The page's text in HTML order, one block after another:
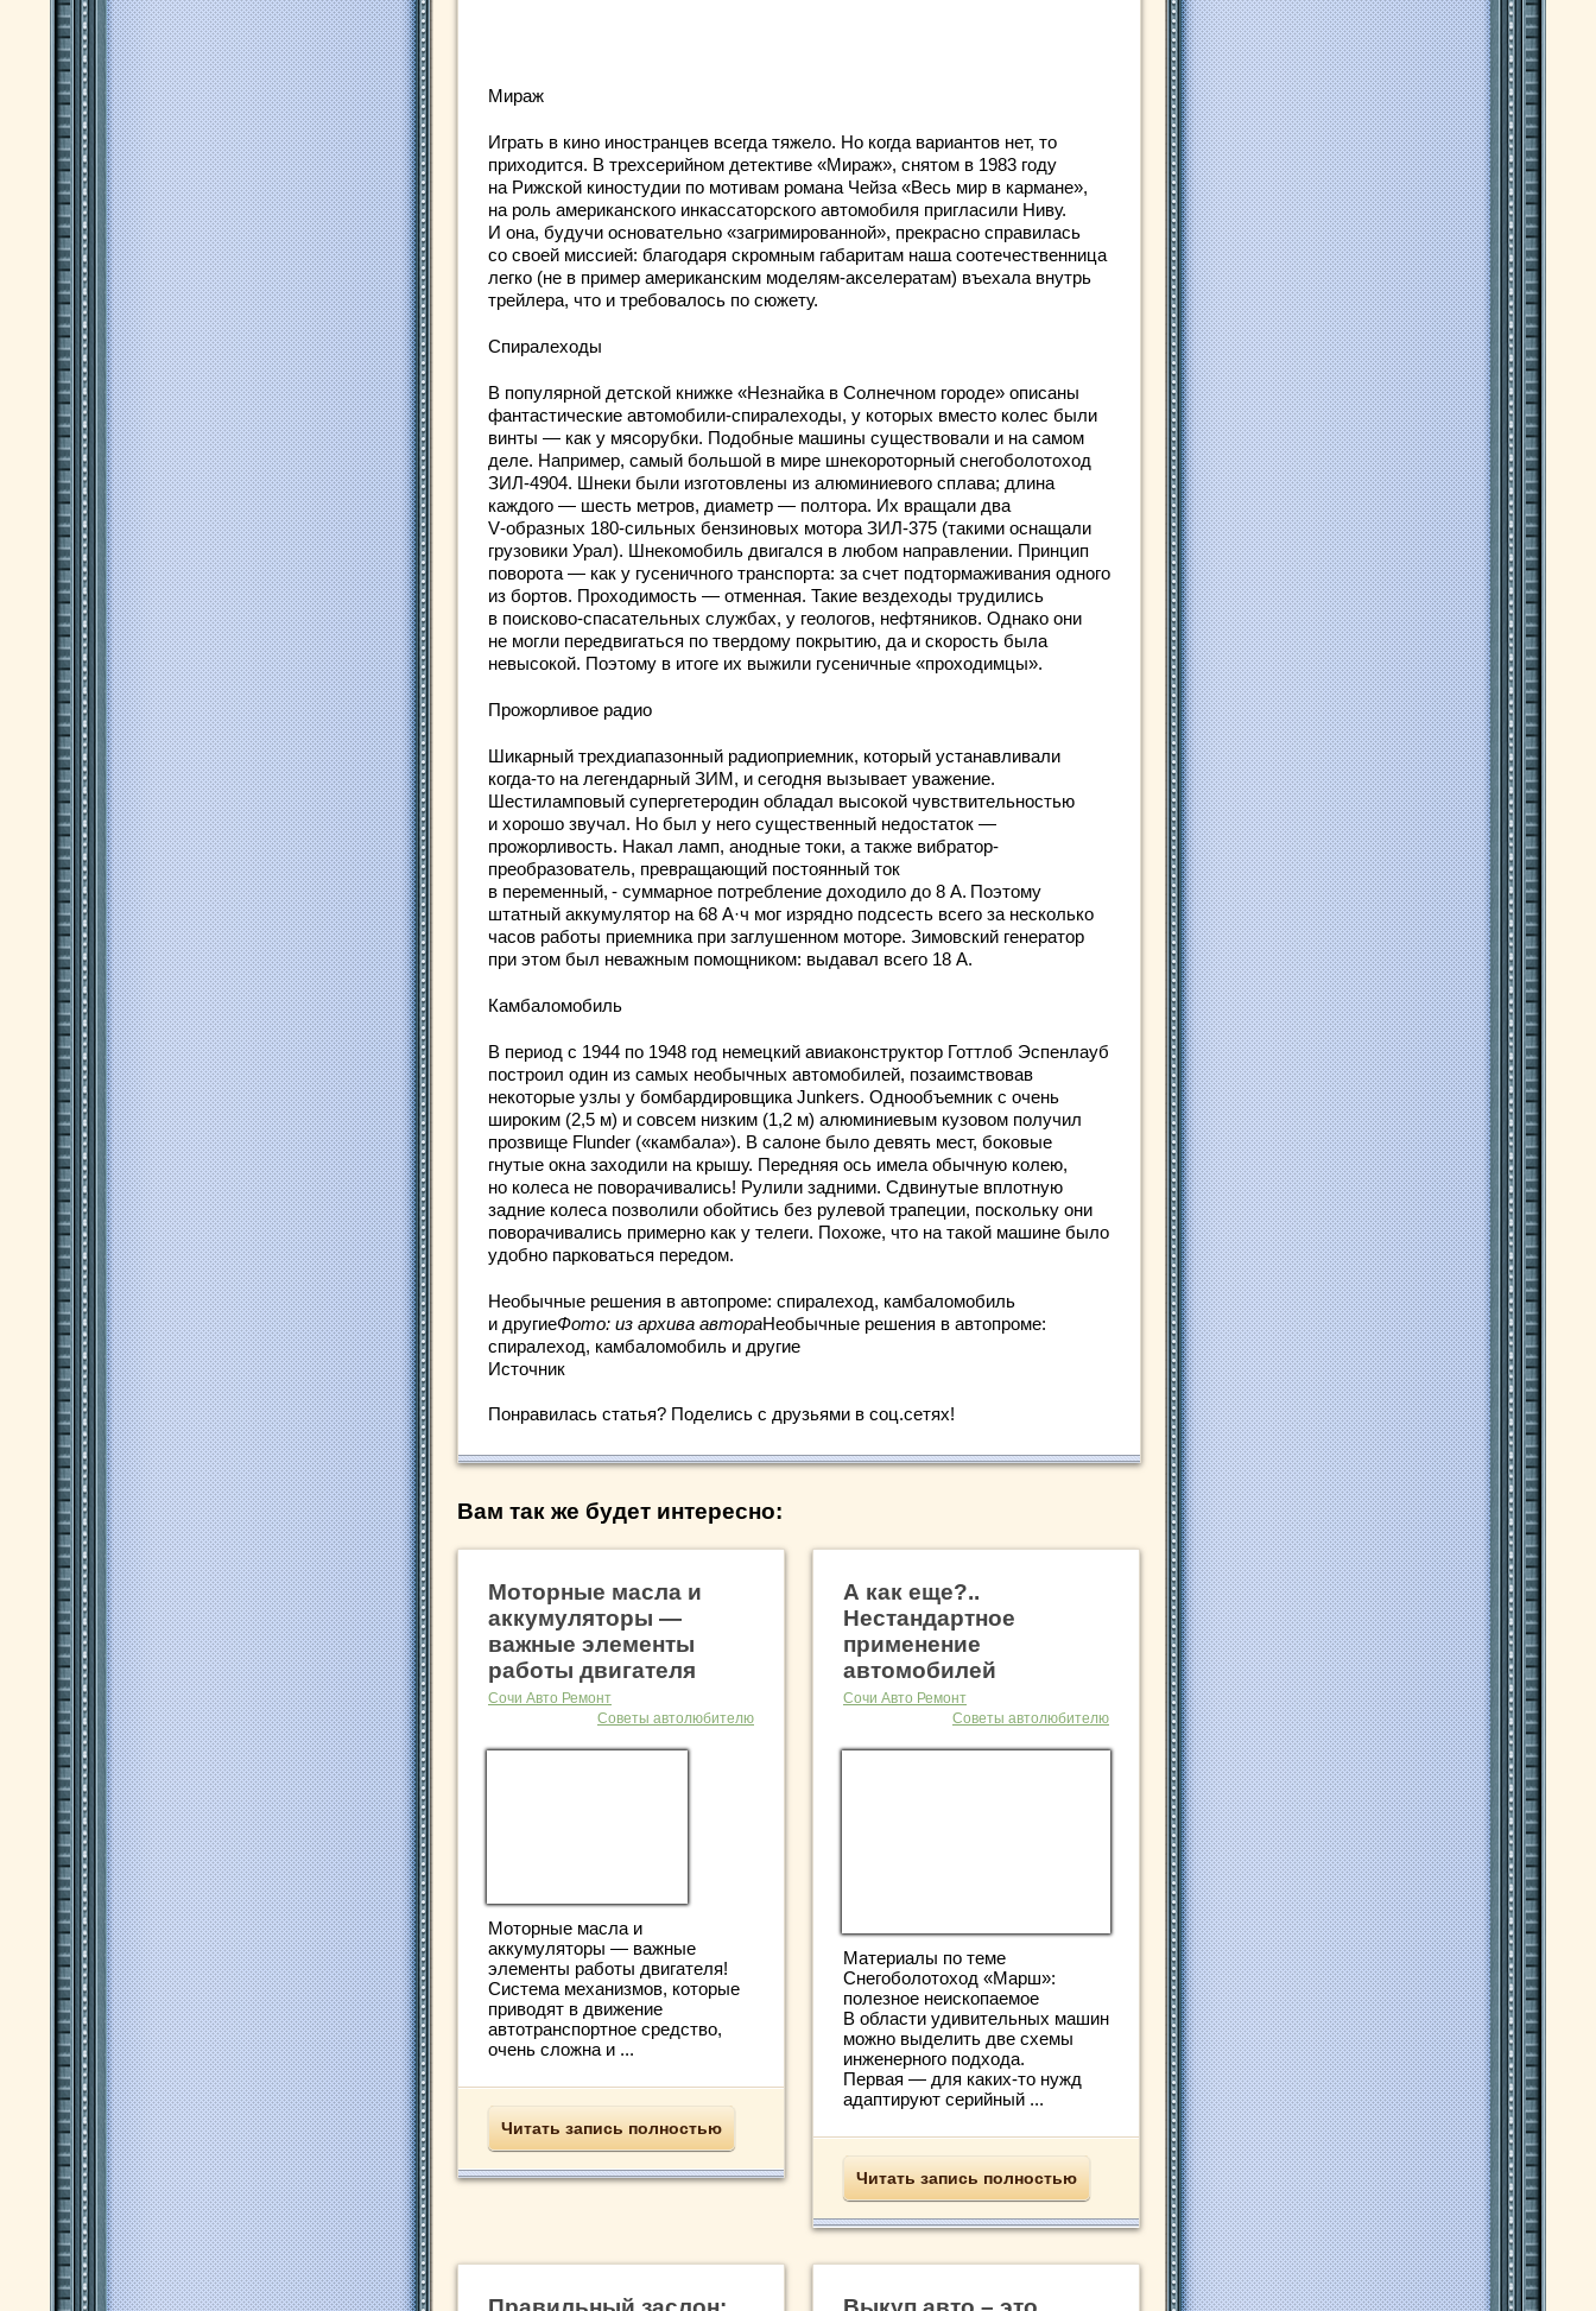
Мираж
Играть в кино иностранцев всегда тяжело. Но когда вариантов нет, то
приходится. В трехсерийном детективе «Мираж», снятом в 1983 году
на Рижской киностудии по мотивам романа Чейза «Весь мир в кармане»,
на роль американского инкассаторского автомобиля пригласили Ниву.
И она, будучи основательно «загримированной», прекрасно справилась
со своей миссией: благодаря скромным габаритам наша соотечественница
легко (не в пример американским моделям-акселератам) въехала внутрь
трейлера, что и требовалось по сюжету.
Спиралеходы
В популярной детской книжке «Незнайка в Солнечном городе» описаны
фантастические автомобили-спиралеходы, у которых вместо колес были
винты — как у мясорубки. Подобные машины существовали и на самом
деле. Например, самый большой в мире шнекороторный снегоболотоход
ЗИЛ‑4904. Шнеки были изготовлены из алюминиевого сплава; длина
каждого — шесть метров, диаметр — полтора. Их вращали два
V‑образных 180‑сильных бензиновых мотора ЗИЛ‑375 (такими оснащали
грузовики Урал). Шнекомобиль двигался в любом направлении. Принцип
поворота — как у гусеничного транспорта: за счет подтормаживания одного
из бортов. Проходимость — отменная. Такие вездеходы трудились
в поисково‑спасательных службах, у геологов, нефтяников. Однако они
не могли передвигаться по твердому покрытию, да и скорость была
невысокой. Поэтому в итоге их выжили гусеничные «проходимцы».
Прожорливое радио
Шикарный трехдиапазонный радиоприемник, который устанавливали
когда-то на легендарный ЗИМ, и сегодня вызывает уважение.
Шестиламповый супергетеродин обладал высокой чувствительностью
и хорошо звучал. Но был у него существенный недостаток —
прожорливость. Накал ламп, анодные токи, а также вибратор-
преобразователь, превращающий постоянный ток
в переменный, - суммарное потребление доходило до 8 А. ­Поэтому
штатный аккумулятор на 68 А·ч мог изрядно подсесть всего за несколько
часов работы приемника при заглушенном моторе. Зимовский генератор
при этом был неважным помощником: выдавал всего 18 А.
Камбаломобиль
В период с 1944 по 1948 год немецкий авиаконструктор Готтлоб Эспенлауб
построил один из самых необычных автомобилей, позаимствовав
некоторые узлы у бомбардировщика Junkers. Однообъемник с очень
широким (2,5 м) и совсем низким (1,2 м) алюминиевым кузовом получил
прозвище Flunder («камбала»). В салоне было девять мест, боковые
гнутые окна заходили на крышу. Передняя ось имела обычную колею,
но колеса не поворачивались! Рулили задними. Сдвинутые вплотную
задние колеса позволили обойтись без рулевой трапеции, поскольку они
поворачивались примерно как у телеги. Похоже, что на такой машине было
удобно парковаться передом.
Необычные решения в автопроме: спиралеход, камбаломобиль
и другиеФото: из архива автораНеобычные решения в автопроме:
спиралеход, камбаломобиль и другие
Источник
Понравилась статья? Поделись с друзьями в соц.сетях!
Вам так же будет интересно:
Моторные масла и
аккумуляторы —
важные элементы
работы двигателя
Сочи Авто Ремонт
Советы автолюбителю
Моторные масла и
аккумуляторы — важные
элементы работы двигателя!
Система механизмов, которые
приводят в движение
автотранспортное средство,
очень сложна и ...
Читать запись полностью
А как еще?..
Нестандартное
применение
автомобилей
Сочи Авто Ремонт
Советы автолюбителю
Материалы по теме
Снегоболотоход «Марш»:
полезное неископаемое
В области удивительных машин
можно выделить две схемы
инженерного подхода.
Первая — для каких-то нужд
адаптируют серийный ...
Читать запись полностью